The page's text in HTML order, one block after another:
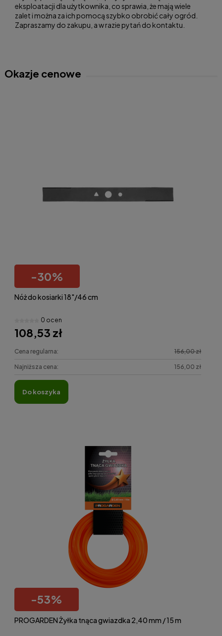
eksploatacji dla użytkownika, co sprawia, że mają wiele
zalet i można za ich pomocą szybko obrobić cały ogród.
Zapraszamy do zakupu, a w razie pytań do kontaktu.
Okazje cenowe
-30%
Nóż do kosiarki 18"/46 cm
0 ocen
108,53 zł
Cena regularna: 156,00 zł
Najniższa cena: 156,00 zł
do koszyka
-53%
PROGARDEN Żyłka tnąca gwiazdka 2,40 mm / 15 m